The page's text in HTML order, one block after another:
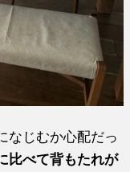
なじむか心配だっ
比べて背もたれが